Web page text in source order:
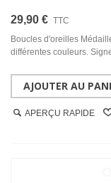
29,90 € TTC
Boucles d'oreilles
différentes couleurs.
AJOUTER AU
APERÇU RAPIDE